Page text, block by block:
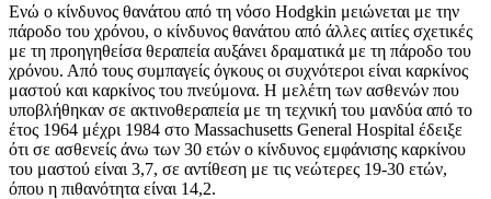
Ενώ ο κίνδυνος θανάτου από τη νόσο Hodgkin μειώνεται με την
πάροδο του χρόνου, ο κίνδυνος θανάτου από άλλες αιτίες σχετικές
με τη προηγηθείσα θεραπεία αυξάνει δραματικά με τη πάροδο του
χρόνου. Από τους συμπαγείς όγκους οι συχνότεροι είναι καρκίνος
μαστού και καρκίνος του πνεύμονα. Η μελέτη των ασθενών που
υποβλήθηκαν σε ακτινοθεραπεία με τη τεχνική του μανδύα από το
έτος 1964 μέχρι 1984 στο Massachusetts General Hospital έδειξε
ότι σε ασθενείς άνω των 30 ετών ο κίνδυνος εμφάνισης καρκίνου
του μαστού είναι 3,7, σε αντίθεση με τις νεώτερες 19-30 ετών,
όπου η πιθανότητα είναι 14,2.